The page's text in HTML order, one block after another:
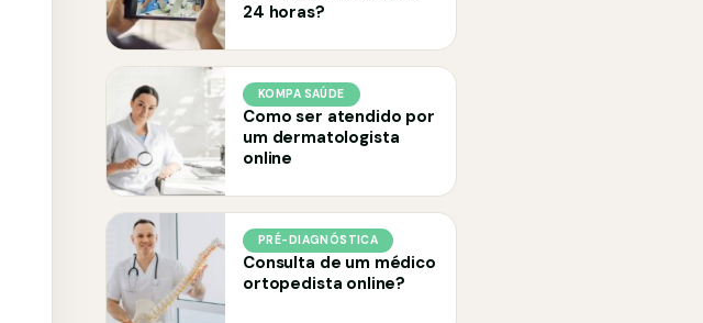
24 horas?
KOMPA SAÚDE
Como ser atendido por
um dermatologista
online
PRÉ-DIAGNÓSTICA
Consulta de um médico
ortopedista online?